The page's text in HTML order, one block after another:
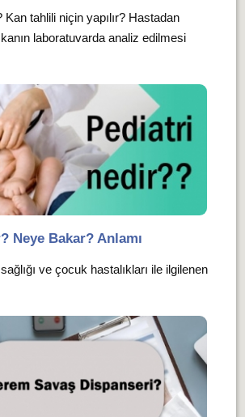
Kan tahlili niçin yapılır? Hastadan
laboratuvarda analiz edilmesi
Neye Bakar? Anlamı
ve çocuk hastalıkları ile ilgilenen